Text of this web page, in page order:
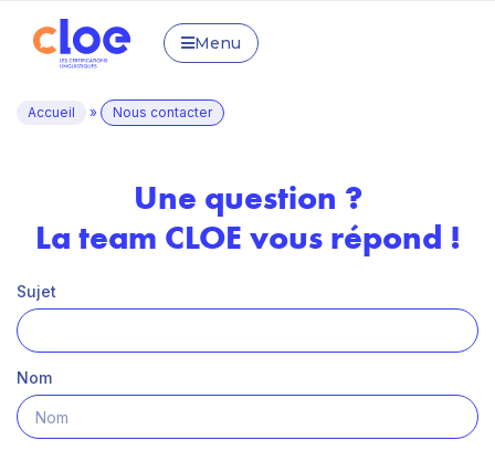
Menu
Accueil » Nous contacter
Une question ?
La team CLOE vous répond !
Sujet
Nom